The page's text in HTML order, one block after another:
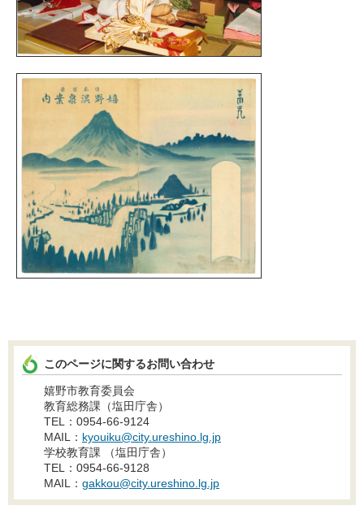
このページに関するお問い合わせ
嬉野市教育委員会
教育総務課（塩田庁舎）
TEL：0954-66-9124
MAIL： kyouiku@city.ureshino.lg.jp
学校教育課 （塩田庁舎）
TEL：0954-66-9128
MAIL： gakkou@city.ureshino.lg.jp